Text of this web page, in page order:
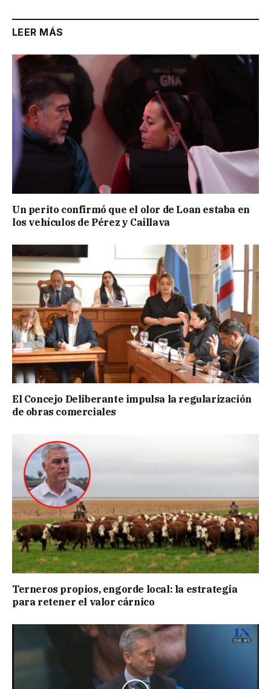
LEER MÁS
Un perito confirmó que el olor de Loan estaba en
los vehículos de Pérez y Caillava
El Concejo Deliberante impulsa la regularización
de obras comerciales
Terneros propios, engorde local: la estrategia
para retener el valor cárnico